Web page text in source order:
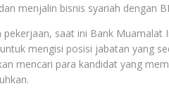
menjalin bisnis syariah dengan
saat ini Bank Muamalat
mengisi posisi jabatan yang
mencari para kandidat yang